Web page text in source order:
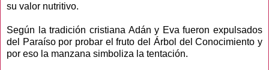
su valor nutritivo.
Según la tradición cristiana Adán y Eva fueron expulsados
del Paraíso por probar el fruto del Árbol del Conocimiento y
por eso la manzana simboliza la tentación.